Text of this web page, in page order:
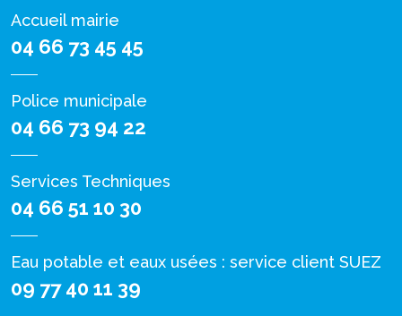
Accueil mairie
04 66 73 45 45
Police municipale
04 66 73 94 22
Services Techniques
04 66 51 10 30
Eau potable et eaux usées : service client SUEZ
09 77 40 11 39